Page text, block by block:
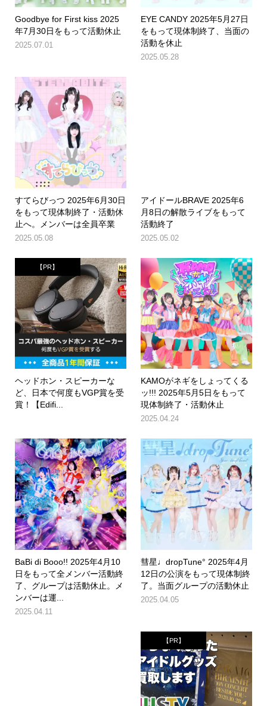
Goodbye for First kiss 2025
年7月30日をもって活動休止
2025.07.01
EYE CANDY 2025年5月27日
をもって現体制終了、当面の
活動を休止
2025.05.28
すてらびっつ 2025年6月30日
をもって現体制終了・活動休
止へ。メンバーは全員卒業
2025.05.08
アイドールBRAVE 2025年6
月8日の解散ライブをもって
活動終了
2025.05.02
【PR】
ヘッドホン・スピーカーな
ど、日本で何度もVGP賞を受
賞！【Edifi...
KAMOがネギをしょってくる
ッ!!! 2025年5月5日をもって
現体制終了・活動休止
2025.04.24
BaBi di Booo!! 2025年4月10
日をもって全メンバー活動終
了、グループは活動休止。メ
ンバーは運...
2025.04.11
彗星♩dropTune° 2025年4月
12日の公演をもって現体制終
了。当面グループの活動休止
2025.04.05
【PR】